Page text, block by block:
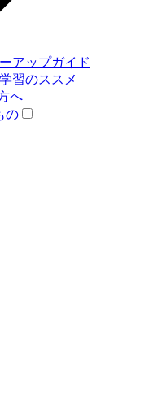
アップガイド
習のススメ
へ
の